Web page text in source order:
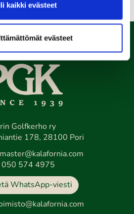
kaikki evästeet
evästeet
Golfkerho ry
178, 28100 Pori
050 574 4975
WhatsApp-viesti